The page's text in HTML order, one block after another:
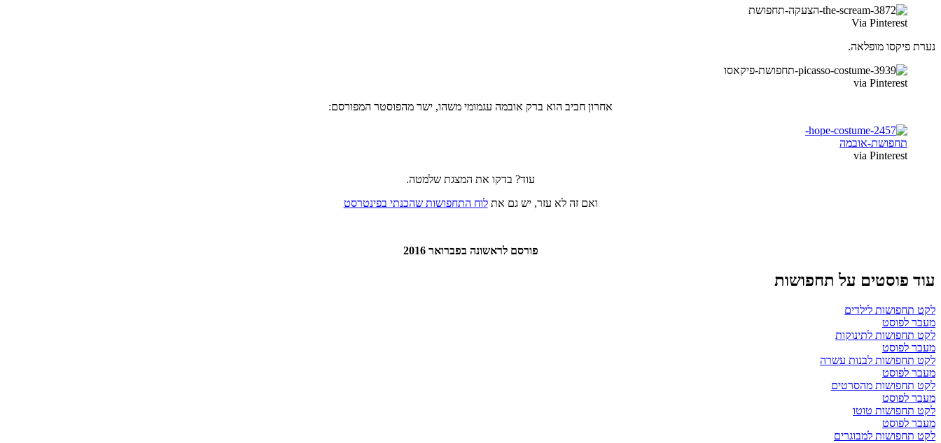
Via Pinterest
נערת פיקסו מופלאה.
via Pinterest
אחרון חביב הוא ברק אובמה עגמומי משהו, ישר מהפוסטר המפורסם:
via Pinterest
עוד? בדקו את המצגת שלמטה.
ואם זה לא עזר, יש גם אתלוח התחפושות שהכנתי בפינטרסט
פורסם לראשונה בפברואר 2016
עוד פוסטים על תחפושות
לקט תחפושות לילדים
מעבר לפוסט
לקט תחפושות לתינוקות
מעבר לפוסט
לקט תחפושות לבנות עשרה
מעבר לפוסט
לקט תחפושות מהסרטים
מעבר לפוסט
לקט תחפושות טוטו
מעבר לפוסט
לקט תחפושות למבוגרים